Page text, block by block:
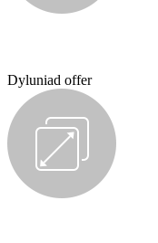
Dyluniad offer